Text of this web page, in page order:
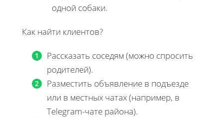
одной собаки.
Как найти клиентов?
Рассказать соседям (можно спросить
родителей).
Разместить объявление в подъезде
или в местных чатах (например, в
Telegram-чате района).